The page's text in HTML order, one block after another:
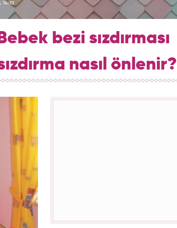
14:10
bezi sızdırması
nasıl önlenir?